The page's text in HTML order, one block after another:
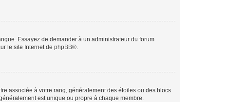
Essayez de demander à un administrateur du forum
le site Internet de phpBB®.
associée à votre rang, généralement des étoiles ou des blocs
est unique ou propre à chaque membre.